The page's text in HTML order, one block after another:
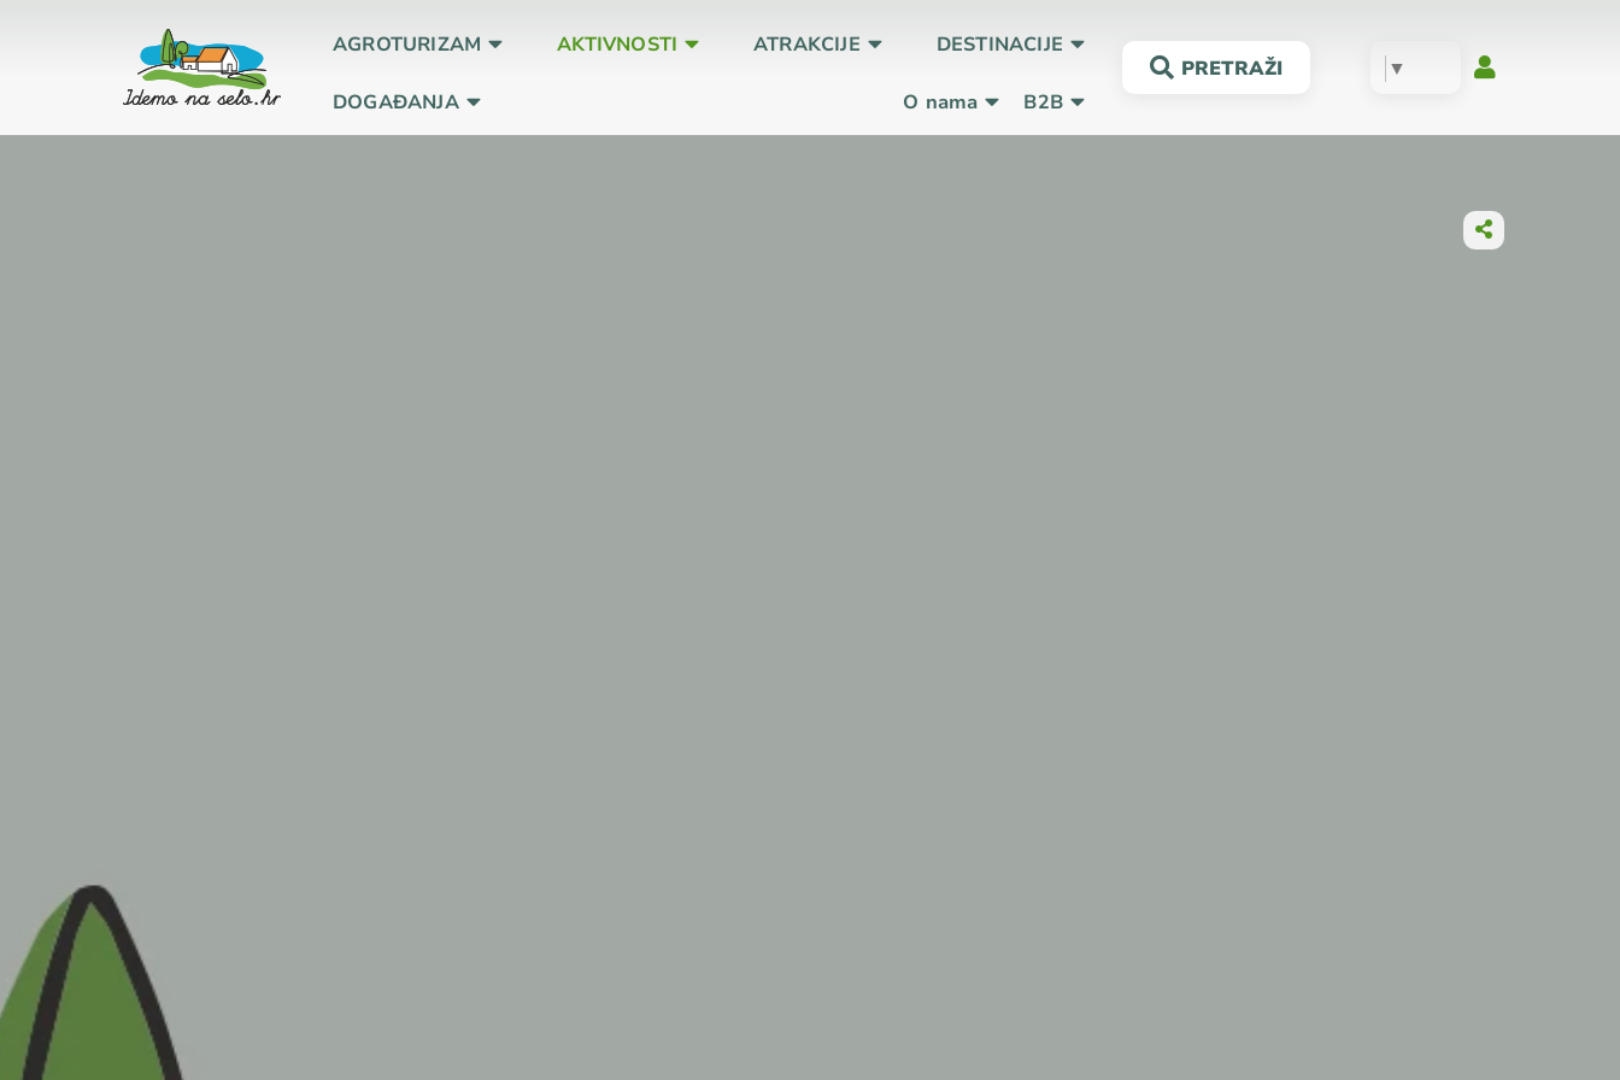
AGROTURIZAM AKTIVNOSTI ATRAKCIJE DESTINACIJE
DOGAĐANJA O nama B2B
PRETRAŽI ▼